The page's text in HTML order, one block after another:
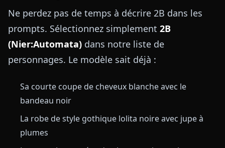
Ne perdez pas de temps à décrire 2B dans les
prompts. Sélectionnez simplement 2B
(Nier:Automata) dans notre liste de
personnages. Le modèle sait déjà :
Sa courte coupe de cheveux blanche avec le
bandeau noir
La robe de style gothique lolita noire avec jupe à
plumes